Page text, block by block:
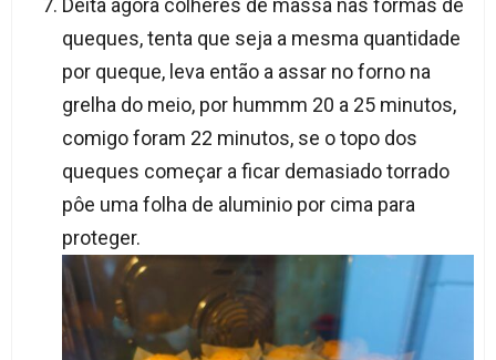
Deita agora colheres de massa nas formas de
queques, tenta que seja a mesma quantidade
por queque, leva então a assar no forno na
grelha do meio, por hummm 20 a 25 minutos,
comigo foram 22 minutos, se o topo dos
queques começar a ficar demasiado torrado
pôe uma folha de aluminio por cima para
proteger.